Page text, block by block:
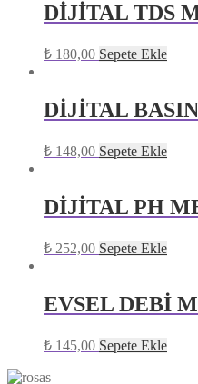
DİJİTAL TDS
₺ 180,00 Sepete Ekle
DİJİTAL
₺ 148,00 Sepete Ekle
DİJİTAL PH
₺ 252,00 Sepete Ekle
EVSEL DEBİ
₺ 145,00 Sepete Ekle